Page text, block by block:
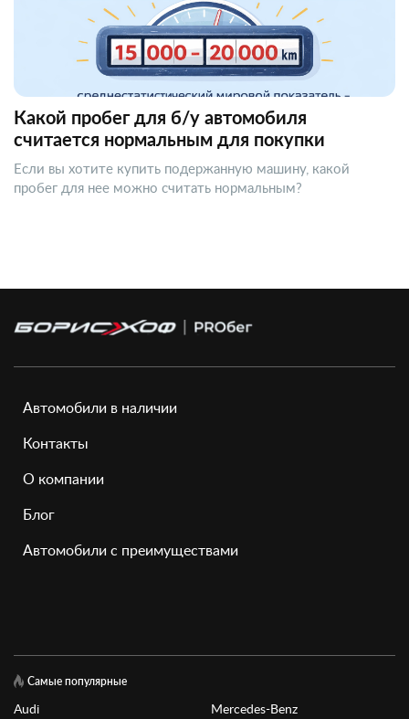
Какой пробег для б/у автомобиля
считается нормальным для покупки
Если вы хотите купить подержанную машину, какой
пробег для нее можно считать нормальным?
Автомобили в наличии
Контакты
О компании
Блог
Автомобили с преимуществами
Самые популярные
Audi
Mercedes-Benz